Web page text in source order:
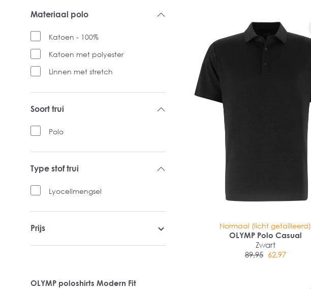
Materiaal polo
Katoen - 100%
Katoen met polyester
Linnen met stretch
Soort trui
Polo
Type stof trui
Lyocellmengsel
Prijs
OLYMP poloshirts Modern Fit
Normaal (licht getailleerd)
OLYMP Polo Casual
Zwart
89,95 62,97